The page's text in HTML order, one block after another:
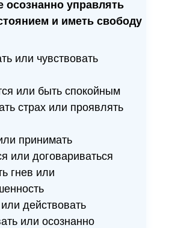
осознанно управлять
и иметь свободу
или чувствовать
или быть спокойным
страх или проявлять
принимать
или договариваться
гнев или
или действовать
или осознанно